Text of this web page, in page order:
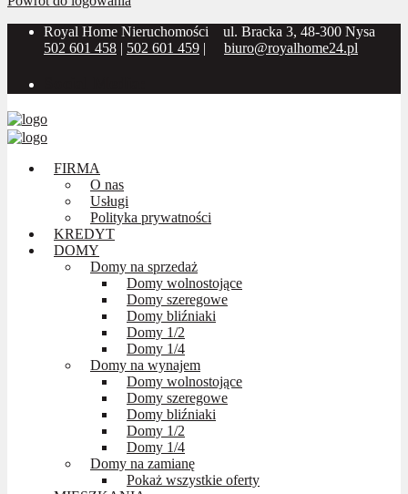
Royal Home Nieruchomości
ul. Bracka 3, 48-300 Nysa
502 601 458 | 502 601 459 | biuro@royalhome24.pl
FIRMA
O nas
Usługi
Polityka prywatności
KREDYT
DOMY
Domy na sprzedaż
Domy wolnostojące
Domy szeregowe
Domy bliźniaki
Domy 1/2
Domy 1/4
Domy na wynajem
Domy wolnostojące
Domy szeregowe
Domy bliźniaki
Domy 1/2
Domy 1/4
Domy na zamianę
Pokaż wszystkie oferty